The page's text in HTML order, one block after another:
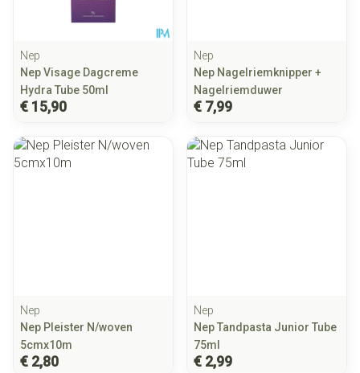
Nep
Nep Visage Dagcreme
Hydra Tube 50ml
€ 15,90
Nep
Nep Nagelriemknipper +
Nagelriemduwer
€ 7,99
Nep
Nep Pleister N/woven
5cmx10m
€ 2,80
Nep
Nep Tandpasta Junior Tube
75ml
€ 2,99